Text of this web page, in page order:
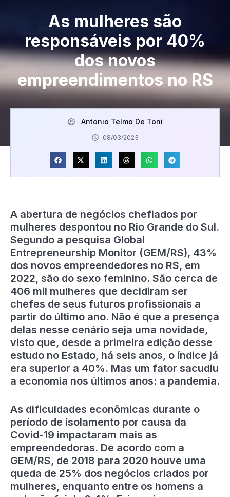
As mulheres são
responsáveis por 40%
dos novos
empreendimentos no RS
Antonio Telmo De Toni
08/03/2023
A abertura de negócios chefiados por
mulheres despontou no Rio Grande do Sul.
Segundo a pesquisa Global
Entrepreneurship Monitor (GEM/RS), 43%
dos novos empreendedores no RS, em
2022, são do sexo feminino. São cerca de
406 mil mulheres que decidiram ser
chefes de seus futuros profissionais a
partir do último ano. Não é que a presença
delas nesse cenário seja uma novidade,
visto que, desde a primeira edição desse
estudo no Estado, há seis anos, o índice já
era superior a 40%. Mas um fator sacudiu
a economia nos últimos anos: a pandemia.
As dificuldades econômicas durante o
período de isolamento por causa da
Covid-19 impactaram mais as
empreendedoras. De acordo com a
GEM/RS, de 2018 para 2020 houve uma
queda de 25% dos negócios criados por
mulheres, enquanto entre os homens a